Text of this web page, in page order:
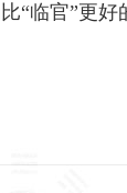
“临官”更好